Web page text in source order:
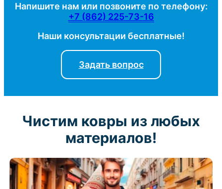
Напишите нам или позвоните по телефону:
+7 (862) 225-73-16
Наши консультации бесплатные!
Задать вопрос
Чистим ковры из любых
материалов!